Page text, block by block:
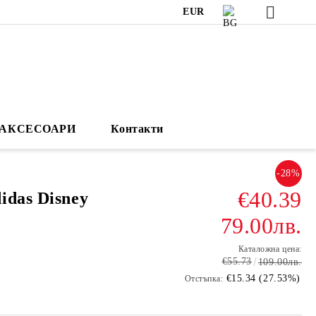
EUR
АКСЕСОАРИ Контакти
Disney
-28%
€40.39
79.00лв.
Каталожна цена:
€55.73 109.00лв.
Отстъпка: €15.34 (27.53%)